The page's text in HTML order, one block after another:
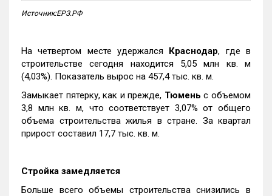
Источник:ЕРЗ.РФ
На четвертом месте удержался Краснодар, где в
строительстве сегодня находится 5,05 млн кв. м
(4,03%). Показатель вырос на 457,4 тыс. кв. м.
Замыкает пятерку, как и прежде, Тюмень с объемом
3,8 млн кв. м, что соответствует 3,07% от общего
объема строительства жилья в стране. За квартал
прирост составил 17,7 тыс. кв. м.
Стройка замедляется
Больше всего объемы строительства снизились в